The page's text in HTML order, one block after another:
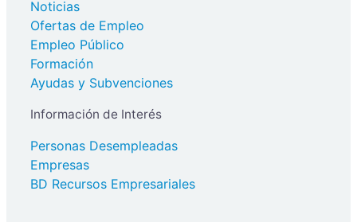
Noticias
Ofertas de Empleo
Empleo Público
Formación
Ayudas y Subvenciones
Información de Interés
Personas Desempleadas
Empresas
BD Recursos Empresariales